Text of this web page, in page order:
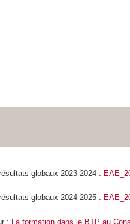
globaux 2023-2024 :
globaux 2024-2025 :
: La formation dans le BTP au